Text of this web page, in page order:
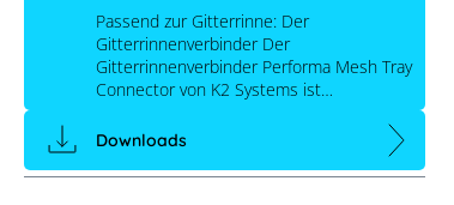
K2 Dome Performa Mesh Tray
Connector
Passend zur Gitterrinne: Der
Gitterrinnenverbinder Der
Gitterrinnenverbinder Performa Mesh Tray
Connector von K2 Systems ist…
Downloads